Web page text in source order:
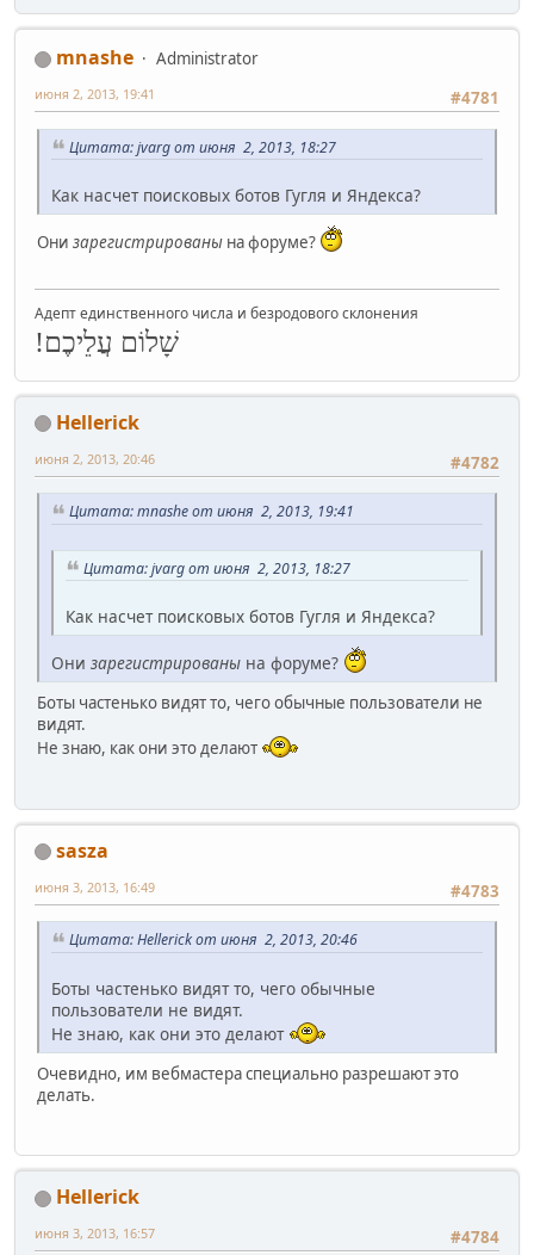
mnashe
Administrator
#4781
июня 2, 2013, 19:41
Цитата: jvarg от июня 2, 2013, 18:27
Как насчет поисковых ботов Гугля и Яндекса?
Они зарегистрированы на форуме?
Адепт единственного числа и безродового склонения
שָׁלוֹם עֲלֵיכֶם!
Hellerick
#4782
июня 2, 2013, 20:46
Цитата: mnashe от июня 2, 2013, 19:41
Цитата: jvarg от июня 2, 2013, 18:27
Как насчет поисковых ботов Гугля и Яндекса?
Они зарегистрированы на форуме?
Боты частенько видят то, чего обычные пользователи не
видят.
Не знаю, как они это делают
sasza
#4783
июня 3, 2013, 16:49
Цитата: Hellerick от июня 2, 2013, 20:46
Боты частенько видят то, чего обычные
пользователи не видят.
Не знаю, как они это делают
Очевидно, им вебмастера специально разрешают это
делать.
Hellerick
#4784
июня 3, 2013, 16:57